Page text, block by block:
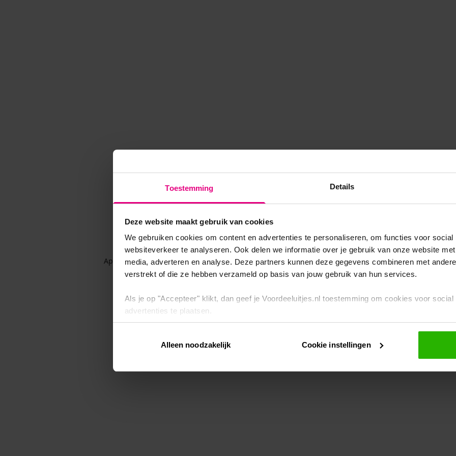
Toestemming Details
Deze website maakt gebruik van cookies
We gebruiken cookies om content en advertenties te personaliseren, om functies voor
websiteverkeer te analyseren. Ook delen we informatie over je gebruik van onze website
media, adverteren en analyse. Deze partners kunnen deze gegevens combineren met
verstrekt of die ze hebben verzameld op basis van jouw gebruik van hun services.
Als je op "Accepteer" klikt, dan geef je Voordeeluitjes.nl toestemming om cookies voor
advertenties te plaatsen.
Via "Cookie instellingen" kun je ook zelf instellen welke cookies worden geplaatst. Je kunt je
intrekken op onscookiebeleid.
Alleen noodzakelijk Cookie instellingen
Application error: a client-side exception has occurred while loadingwww.voordeeluitjes.nl (see the